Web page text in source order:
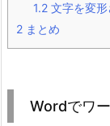
1.2 文字を変形
2 まとめ
Wordでワ